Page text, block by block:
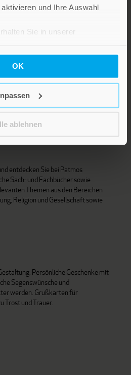
und Ihre Auswahl
Sie in unserer
OK
ablehnen
Patmos
entdecken Sie bei Patmos
Sach- und Fachbücher sowie
Themen aus den Bereichen
Religion und Gesellschaft sowie
Persönliche Geschenke mit
Segenswünsche und
werden. Grußkarten für
Trost und Trauer.